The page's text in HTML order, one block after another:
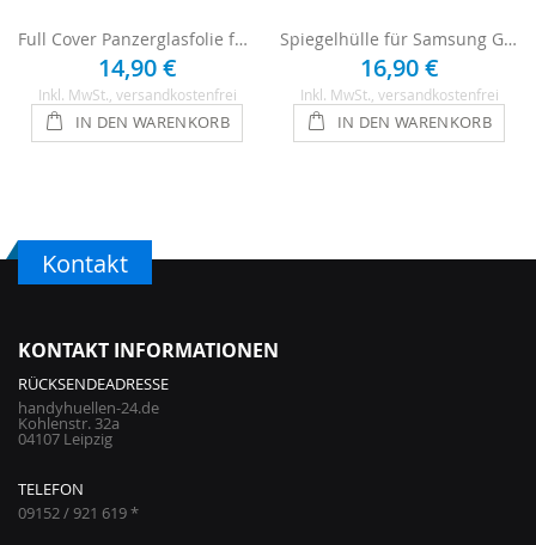
Full Cover Panzerglasfolie für Galaxy A5 2017
14,90 €
Inkl. MwSt. , versandkostenfrei
IN DEN WARENKORB
Spiegelhülle für Samsung Galaxy A5 2017 - Schwarz
16,90 €
Inkl. MwSt. , versandkostenfrei
IN DEN WARENKORB
Kontakt
KONTAKT INFORMATIONEN
RÜCKSENDEADRESSE
handyhuellen-24.de
Kohlenstr. 32a
04107 Leipzig
TELEFON
09152 / 921 619 *